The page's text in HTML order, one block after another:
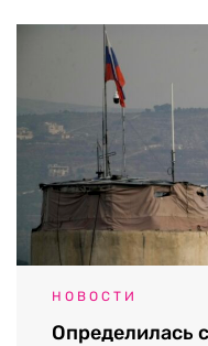
НОВОСТИ
Определилась